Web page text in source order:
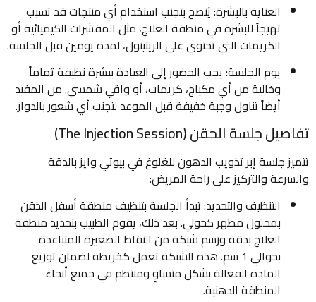
العناية بالبشرة: يُنصح بتجنب استخدام أي منتجات قد تسبب
تهيجاً للبشرة في منطقة العلاج، مثل المقشرات الكيميائية أو
الكريمات التي تحتوي على الريتينول، لمدة يومين قبل الجلسة.
يوم الجلسة: يجب الحضور إلى العيادة ببشرة نظيفة تماماً
وخالية من أي مكياج، كريمات، أو واقي شمسي. من المفيد
أيضاً تناول وجبة خفيفة قبل الموعد لتجنب أي شعور بالدوار.
تفاصيل جلسة الحقن (The Injection Session)
تتميز جلسة إبر تذويب الدهون للغلوغ في بيوتي وايز بالدقة
والسرعة والتركيز على راحة المريض:
التنظيف والتحديد: تبدأ الجلسة بتنظيف منطقة أسفل الذقن
بمحلول مطهر كحولي. بعد ذلك، يقوم الطبيب بتحديد منطقة
العلاج بدقة ورسم شبكة من النقاط الصغيرة المتباعدة
بحوالي 1 سم. هذه الشبكة تعمل كخريطة لضمان توزيع
المادة الفعالة بشكل متساوٍ ومنتظم في جميع أنحاء
المنطقة الدهنية.